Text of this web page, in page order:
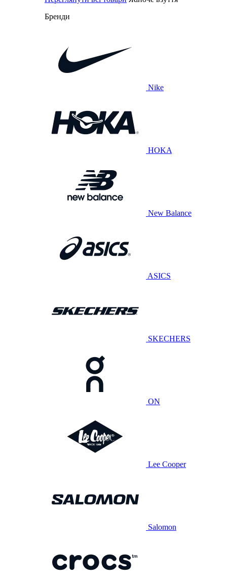
Бренди
Nike
HOKA
New Balance
ASICS
SKECHERS
ON
Lee Cooper
Salomon